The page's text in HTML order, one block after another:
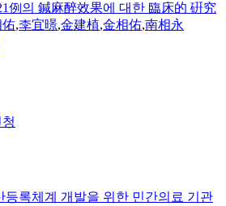
例의 鍼麻醉效果에 대한 臨床的 硏究
佑,李宜暻,金建植,金相佑,南相永
등록체계 개발을 위한 민간의료 기관